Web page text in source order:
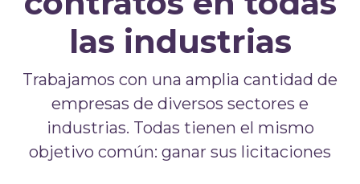
las industrias
Trabajamos con una amplia cantidad de
empresas de diversos sectores e
industrias. Todas tienen el mismo
objetivo común: ganar sus licitaciones